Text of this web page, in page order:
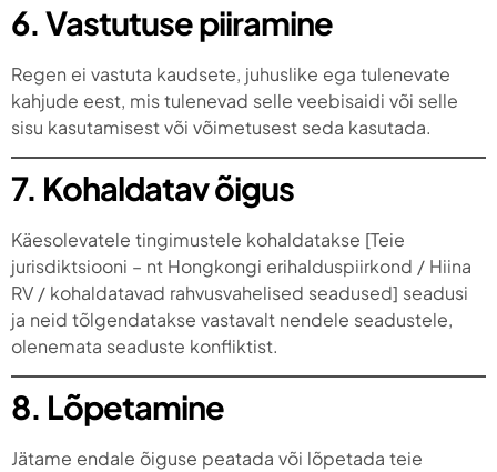
6. Vastutuse piiramine
Regen ei vastuta kaudsete, juhuslike ega tulenevate
kahjude eest, mis tulenevad selle veebisaidi või selle
sisu kasutamisest või võimetusest seda kasutada.
7. Kohaldatav õigus
Käesolevatele tingimustele kohaldatakse [Teie
jurisdiktsiooni – nt Hongkongi erihalduspiirkond / Hiina
RV / kohaldatavad rahvusvahelised seadused] seadusi
ja neid tõlgendatakse vastavalt nendele seadustele,
olenemata seaduste konfliktist.
8. Lõpetamine
Jätame endale õiguse peatada või lõpetada teie